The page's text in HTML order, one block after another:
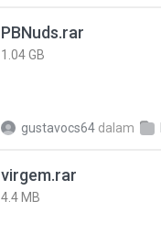
PBNuds.rar
1.04 GB
gustavocs64 dalam
virgem.rar
4.4 MB